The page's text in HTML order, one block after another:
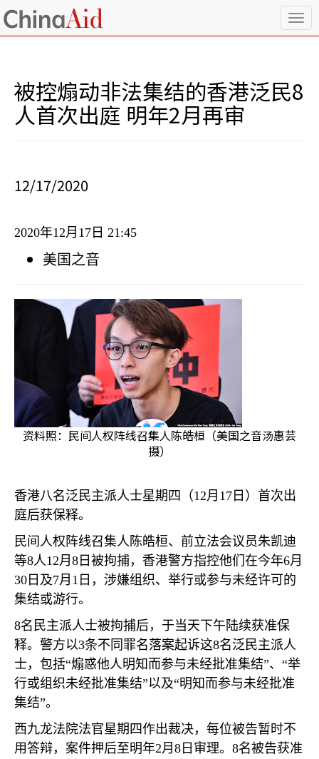
T
o
e
被控煽动非法集结的香港泛民8
人首次出庭 明年2月再审
12/17/2020
2020年12月 17 日 21:45
美国之音
资料照：民间人权阵线召集人陈皓桓（美国之音汤惠芸
摄）
香港八名泛民主派人士星期四（12月 17 日）首次出
庭后获保释。
民间人权阵线召集人陈皓桓、前立法会议员朱凯迪
等8人12月 8 日被拘捕，香港警方指控他们在今年6月
30 日及7月 1 日，涉嫌组织、举行或参与未经许可的
集结或游行。
8名民主派人士被拘捕后，于当天下午陆续获准保
释。警方以3条不同罪名落案起诉这8名泛民主派人
士，包括“煽惑他人明知而参与未经批准集结”、“举
行或组织未经批准集结”以及“明知而参与未经批准
集结”。
西九龙法院法官星期四作出裁决，每位被告暂时不
用答辩，案件押后至明年2月 8 日审理。 8名被告获准